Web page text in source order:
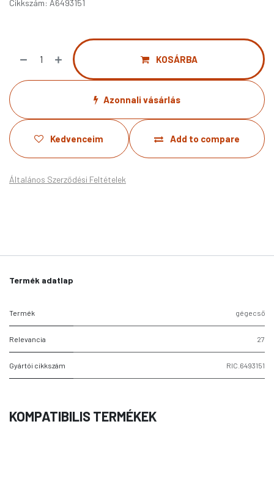
Cikkszám: A6493151
KOSÁRBA
Azonnali vásárlás
Add to compare
Kedvenceim
Általános Szerződési Feltételek
Termék adatlap
Termék gégecső
Relevancia 27
Gyártói cikkszám RIC.6493151
KOMPATIBILIS TERMÉKEK